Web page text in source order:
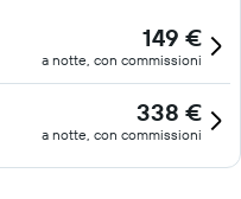
149 €
a notte, con commissioni
338 €
a notte, con commissioni